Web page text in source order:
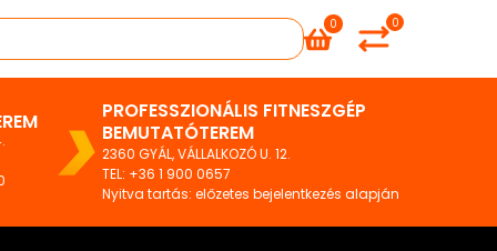
0 0
PROFESSZIONÁLIS FITNESZGÉP
BEMUTATÓTEREM
2360 GYÁL, VÁLLALKOZÓ U. 12.
TEL: +36 1 900 0657
Nyitva tartás: előzetes bejelentkezés alapján